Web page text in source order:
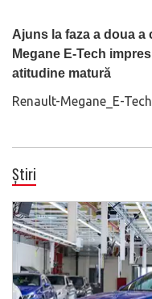
Ajuns la faza a doua a
Megane E-Tech
atitudine matură
Renault-Megane_E-
Știri